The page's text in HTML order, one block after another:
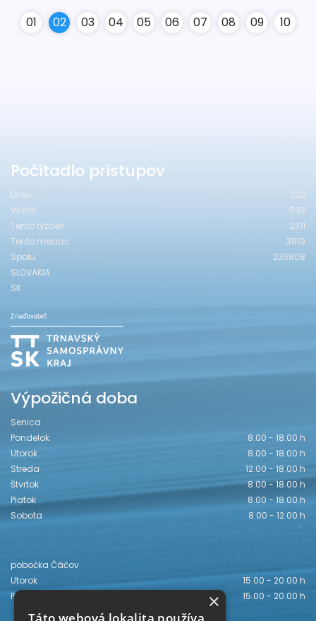
01 02 03 04 05 06 07 08 09 10
Počítadlo prístupov
Dnes
320
Včera
593
Tento týždeň
2311
Tento mesiac
3819
Spolu
236808
SLOVAKIA
SK
Výpožičná doba
Senica
Pondelok
8.00 - 18.00 h
Utorok
8.00 - 18.00 h
Streda
12.00 - 18.00 h
Štvrtok
8.00 - 18.00 h
Piatok
8.00 - 18.00 h
Sobota
8.00 - 12.00 h
pobočka Čáčov
Utorok
15.00 - 20.00 h
Piatok
15.00 - 20.00 h
×